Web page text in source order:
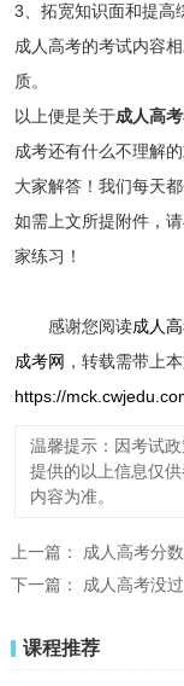
3、拓宽知识面和提高
成人高考的考试内容
质。
以上便是关于成人高
成考还有什么不理解
大家解答！我们每天
如需上文所提附件，
家练习！
感谢您阅读成人
成考网 ，转载需带上
https://
温馨提示：因考试
提供的以上信息仅
内容为准。
上一篇： 成人高考分
下一篇： 成人高考没
课程推荐